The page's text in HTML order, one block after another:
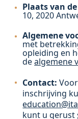
Plaats van
10, 2020
Algemene
met
opleiding en
dealgemene
Contact:
inschrijving
kunt u gerust